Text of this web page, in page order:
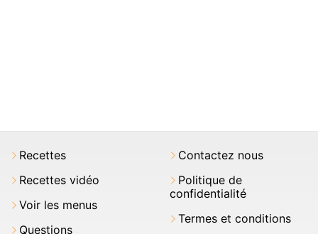
Recettes
Recettes vidéo
Voir les menus
Questions
Contactez nous
Politique de
confidentialité
Termes et conditions